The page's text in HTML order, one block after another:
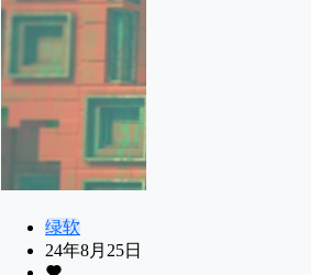
绿软
24年8月25日